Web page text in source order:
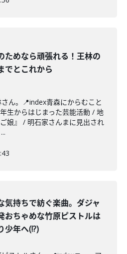
ためなら頑張れる！王林の
でとこれから
ん。📍index青森にからむこと
生からはじまった芸能活動 / 地
娘』 / 明石家さんまに見出され
気持ちで紡ぐ楽曲。ダジャ
おちゃめな竹原ピストルは
少年へ(!?)